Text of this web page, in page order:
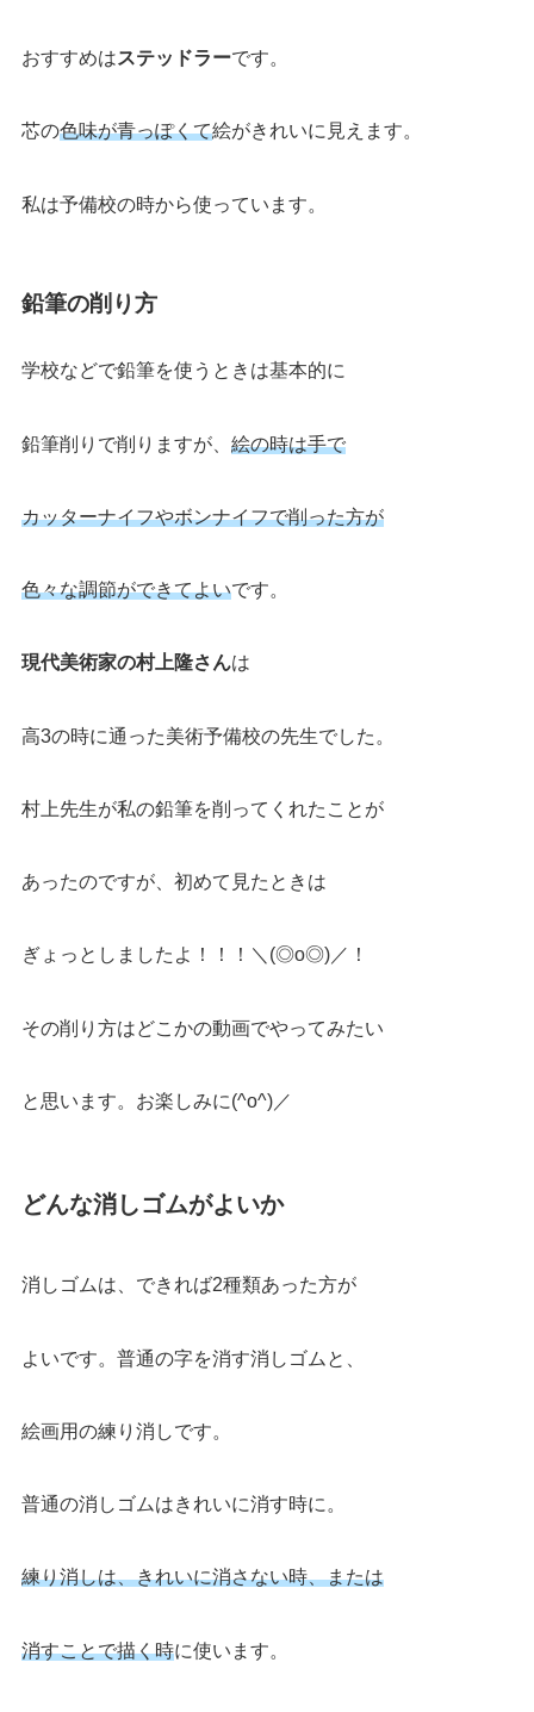
おすすめはステッドラーです。
芯の色味が青っぽくて絵がきれいに見えます。
私は予備校の時から使っています。
鉛筆の削り方
学校などで鉛筆を使うときは基本的に
鉛筆削りで削りますが、 絵の時は手で
カッターナイフやボンナイフで削った方が
色々な調節ができてよいです。
現代美術家の村上隆さんは
高3の時に通った美術予備校の先生でした。
村上先生が私の鉛筆を削ってくれたことが
あったのですが、初めて見たときは
ぎょっとしましたよ！！！＼(◎o◎)／！
その削り方はどこかの動画でやってみたい
と思います。お楽しみに(^o^)／
どんな消しゴムがよいか
消しゴムは、できれば2種類あった方が
よいです。普通の字を消す消しゴムと、
絵画用の練り消しです。
普通の消しゴムはきれいに消す時に。
練り消しは、きれいに消さない時、または
消すことで描く時に使います。